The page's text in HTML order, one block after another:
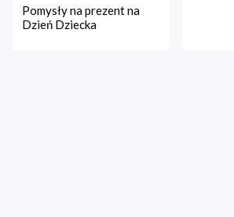
Pomysły na prezent na
Dzień Dziecka